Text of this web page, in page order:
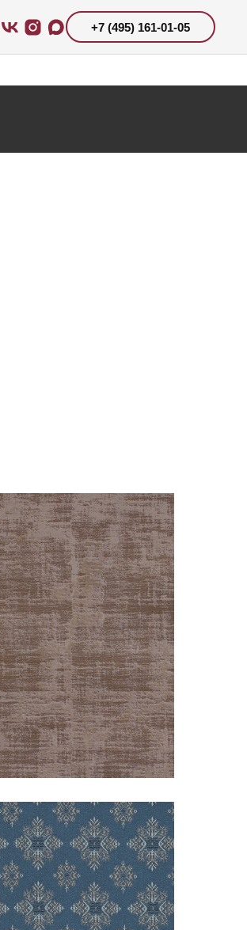
+7 (495) 161-01-05